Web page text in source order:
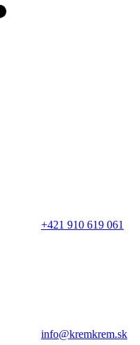
+421 910 619 061
info@kremkrem.sk